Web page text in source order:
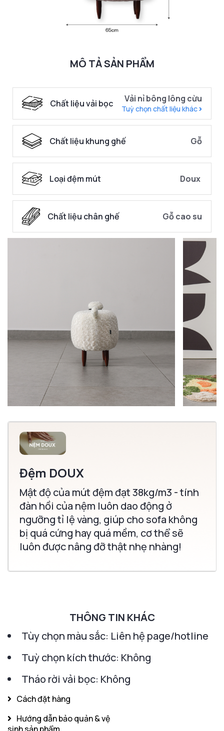
MÔ TẢ SẢN PHẨM
Chất liệu vải bọc Vải nỉ bông lông cừu
Tuỳ chọn chất liệu khác
Chất liệu khung ghế Gỗ
Loại đệm mút Doux
Chất liệu chân ghế Gỗ cao su
Đệm DOUX
Mật độ của mút đệm đạt 38kg/m3 - tính
đàn hồi của nệm luôn dao động ở
ngưỡng tỉ lệ vàng, giúp cho sofa không
bị quá cứng hay quá mềm, cơ thể sẽ
luôn được nâng đỡ thật nhẹ nhàng!
THÔNG TIN KHÁC
Tùy chọn màu sắc: Liên hệ page/hotline
Tuỳ chọn kích thước: Không
Tháo rời vải bọc: Không
Cách đặt hàng
Hướng dẫn bảo quản & vệ